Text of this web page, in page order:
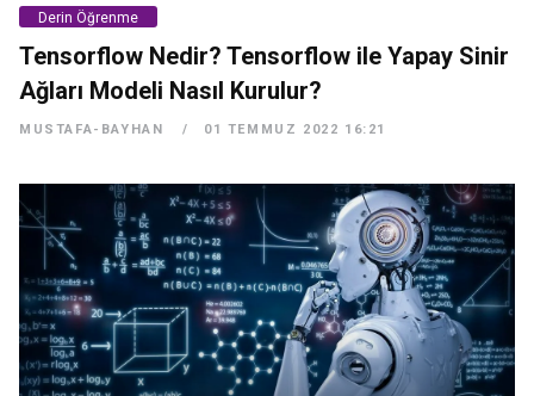
Derin Öğrenme
Tensorflow Nedir? Tensorflow ile Yapay Sinir
Ağları Modeli Nasıl Kurulur?
MUSTAFA-BAYHAN 01 TEMMUZ 2022 16:21